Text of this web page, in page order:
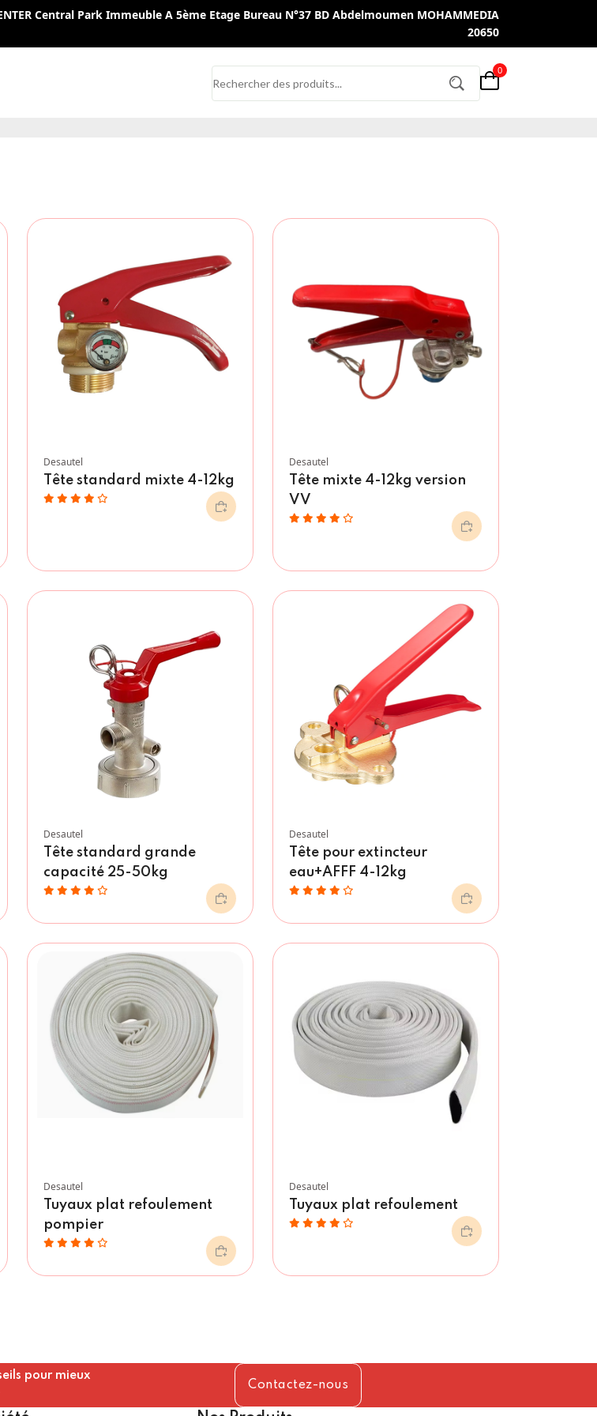
Central Park Immeuble A 5ème Etage Bureau N°37 BD Abdelmoumen MOHAMMEDIA
20650
0
Desautel
Tête standard mixte 4-12kg
Desautel
Tête mixte 4-12kg version
VV
Desautel
Tête standard grande
capacité 25-50kg
Desautel
Tête pour extincteur
eau+AFFF 4-12kg
Desautel
Tuyaux plat refoulement
pompier
Desautel
Tuyaux plat refoulement
pour mieux
Contactez-nous